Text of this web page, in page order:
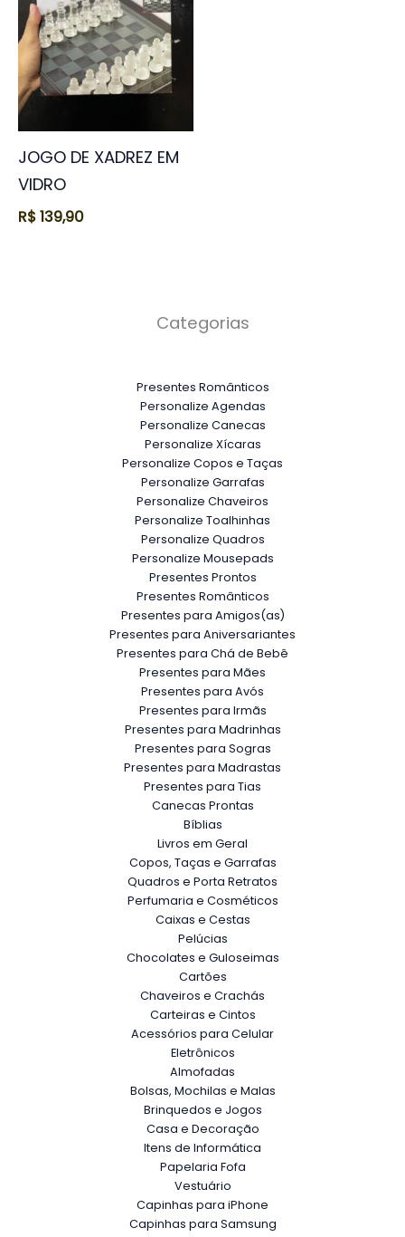
JOGO DE XADREZ EM
VIDRO
R$139,90
Categorias
Presentes Românticos
Personalize Agendas
Personalize Canecas
Personalize Xícaras
Personalize Copos e Taças
Personalize Garrafas
Personalize Chaveiros
Personalize Toalhinhas
Personalize Quadros
Personalize Mousepads
Presentes Prontos
Presentes Românticos
Presentes para Amigos(as)
Presentes para Aniversariantes
Presentes para Chá de Bebê
Presentes para Mães
Presentes para Avós
Presentes para Irmãs
Presentes para Madrinhas
Presentes para Sogras
Presentes para Madrastas
Presentes para Tias
Canecas Prontas
Bíblias
Livros em Geral
Copos, Taças e Garrafas
Quadros e Porta Retratos
Perfumaria e Cosméticos
Caixas e Cestas
Pelúcias
Chocolates e Guloseimas
Cartões
Chaveiros e Crachás
Carteiras e Cintos
Acessórios para Celular
Eletrônicos
Almofadas
Bolsas, Mochilas e Malas
Brinquedos e Jogos
Casa e Decoração
Itens de Informática
Papelaria Fofa
Vestuário
Capinhas para iPhone
Capinhas para Samsung